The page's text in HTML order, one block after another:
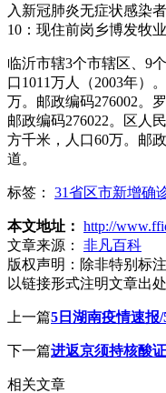
入新冠肺炎无症状感染
10：现住前岗乡博发牧
临沂市辖3个市辖区、9
口1011万人（2003年）
万。邮政编码276002。
邮政编码276022。区人
方千米，人口60万。邮
道。
标签： 31省区市新增确
本文地址： http://
文章来源：
非凡百科
版权声明： 除非特别标
以链接形式注明文章出处
上一篇5日湖南疫情速报
下一篇进返京须持核酸
相关文章